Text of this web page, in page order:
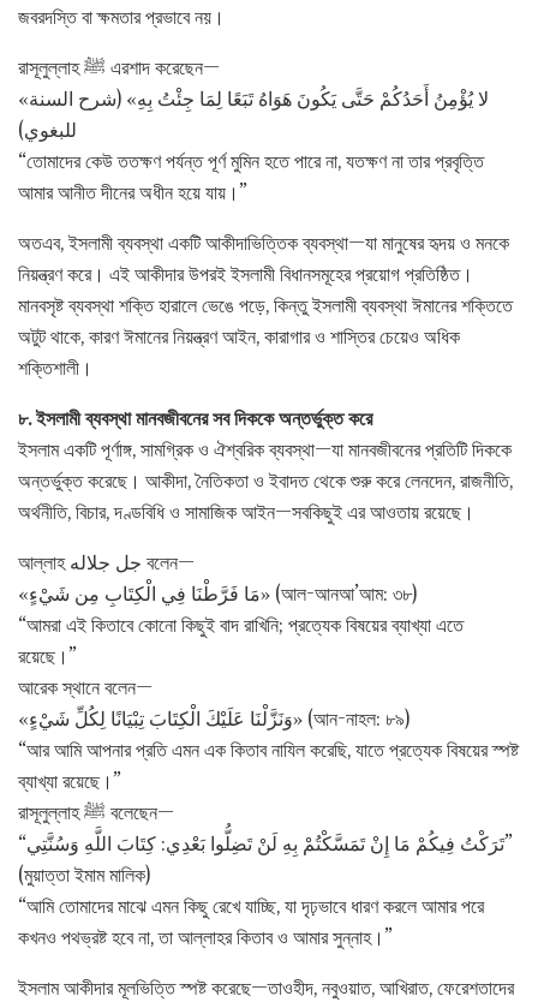
জবরদস্তি বা ক্ষমতার প্রভাবে নয়।
রাসূলুল্লাহ ﷺ এরশাদ করেছেন—
«لا يُؤْمِنُ أَحَدُكُمْ حَتَّى يَكُونَ هَوَاهُ تَبَعًا لِمَا جِئْتُ بِهِ» (شرح السنة
للبغوي)
“তোমাদের কেউ ততক্ষণ পর্যন্ত পূর্ণ মুমিন হতে পারে না, যতক্ষণ না তার প্রবৃত্তি
আমার আনীত দীনের অধীন হয়ে যায়।”
অতএব, ইসলামী ব্যবস্থা একটি আকীদাভিত্তিক ব্যবস্থা—যা মানুষের হৃদয় ও মনকে
নিয়ন্ত্রণ করে। এই আকীদার উপরই ইসলামী বিধানসমূহের প্রয়োগ প্রতিষ্ঠিত।
মানবসৃষ্ট ব্যবস্থা শক্তি হারালে ভেঙে পড়ে, কিন্তু ইসলামী ব্যবস্থা ঈমানের শক্তিতে
অটুট থাকে, কারণ ঈমানের নিয়ন্ত্রণ আইন, কারাগার ও শাস্তির চেয়েও অধিক
শক্তিশালী।
৮. ইসলামী ব্যবস্থা মানবজীবনের সব দিককে অন্তর্ভুক্ত করে
ইসলাম একটি পূর্ণাঙ্গ, সামগ্রিক ও ঐশ্বরিক ব্যবস্থা—যা মানবজীবনের প্রতিটি দিককে
অন্তর্ভুক্ত করেছে। আকীদা, নৈতিকতা ও ইবাদত থেকে শুরু করে লেনদেন, রাজনীতি,
অর্থনীতি, বিচার, দণ্ডবিধি ও সামাজিক আইন—সবকিছুই এর আওতায় রয়েছে।
আল্লাহ جل جلاله বলেন—
«مَا فَرَّطْنَا فِي الْكِتَابِ مِن شَيْءٍ» (আল-আনআ’আম: ৩৮)
“আমরা এই কিতাবে কোনো কিছুই বাদ রাখিনি; প্রত্যেক বিষয়ের ব্যাখ্যা এতে
রয়েছে।”
আরেক স্থানে বলেন—
«وَنَزَّلْنَا عَلَيْكَ الْكِتَابَ تِبْيَانًا لِكُلِّ شَيْءٍ» (আন-নাহল: ৮৯)
“আর আমি আপনার প্রতি এমন এক কিতাব নাযিল করেছি, যাতে প্রত্যেক বিষয়ের স্পষ্ট
ব্যাখ্যা রয়েছে।”
রাসূলুল্লাহ ﷺ বলেছেন—
“تَرَكْتُ فِيكُمْ مَا إِنْ تَمَسَّكْتُمْ بِهِ لَنْ تَضِلُّوا بَعْدِي: كِتَابَ اللَّهِ وَسُنَّتِي”
(মুয়াত্তা ইমাম মালিক)
“আমি তোমাদের মাঝে এমন কিছু রেখে যাচ্ছি, যা দৃঢ়ভাবে ধারণ করলে আমার পরে
কখনও পথভ্রষ্ট হবে না, তা আল্লাহর কিতাব ও আমার সুন্নাহ।”
ইসলাম আকীদার মূলভিত্তি স্পষ্ট করেছে—তাওহীদ, নবুওয়াত, আখিরাত, ফেরেশতাদের